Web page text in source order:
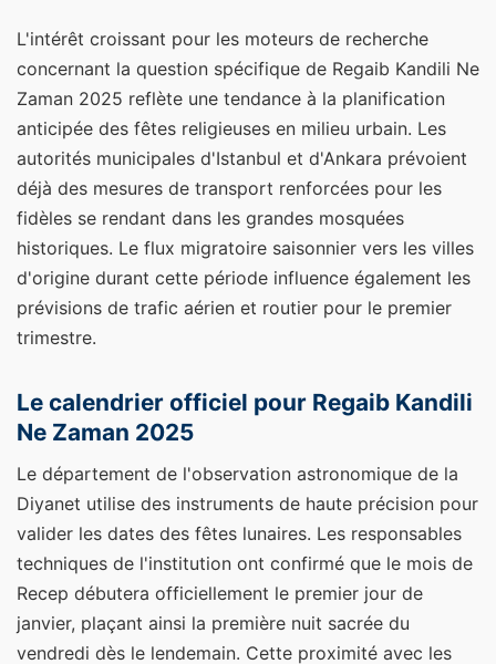
L'intérêt croissant pour les moteurs de recherche
concernant la question spécifique de Regaib Kandili Ne
Zaman 2025 reflète une tendance à la planification
anticipée des fêtes religieuses en milieu urbain. Les
autorités municipales d'Istanbul et d'Ankara prévoient
déjà des mesures de transport renforcées pour les
fidèles se rendant dans les grandes mosquées
historiques. Le flux migratoire saisonnier vers les villes
d'origine durant cette période influence également les
prévisions de trafic aérien et routier pour le premier
trimestre.
Le calendrier officiel pour Regaib Kandili
Ne Zaman 2025
Le département de l'observation astronomique de la
Diyanet utilise des instruments de haute précision pour
valider les dates des fêtes lunaires. Les responsables
techniques de l'institution ont confirmé que le mois de
Recep débutera officiellement le premier jour de
janvier, plaçant ainsi la première nuit sacrée du
vendredi dès le lendemain. Cette proximité avec les